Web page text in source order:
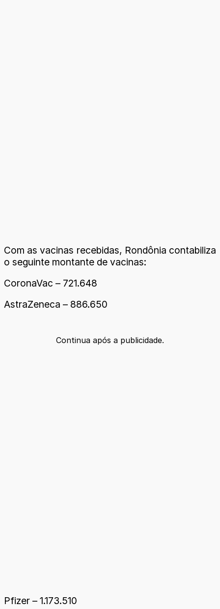
Com as vacinas recebidas, Rondônia contabiliza
o seguinte montante de vacinas:
CoronaVac – 721.648
AstraZeneca – 886.650
Continua após a publicidade.
Pfizer – 1.173.510